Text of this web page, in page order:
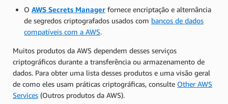
O AWS Secrets Manager fornece encriptação e alternância
de segredos criptografados usados com bancos de dados
compatíveis com a AWS.
Muitos produtos da AWS dependem desses serviços
criptográficos durante a transferência ou armazenamento de
dados. Para obter uma lista desses produtos e uma visão geral
de como eles usam práticas criptográficas, consulte Other AWS
Services (Outros produtos da AWS).